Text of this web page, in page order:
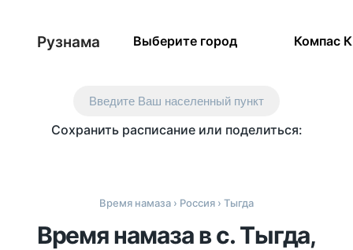
Рузнама Выберите город Компас
Введите Ваш населенный пункт
Сохранить расписание или поделиться:
Время намаза › Россия › Тыгда
Время намаза в с. Тыгда,